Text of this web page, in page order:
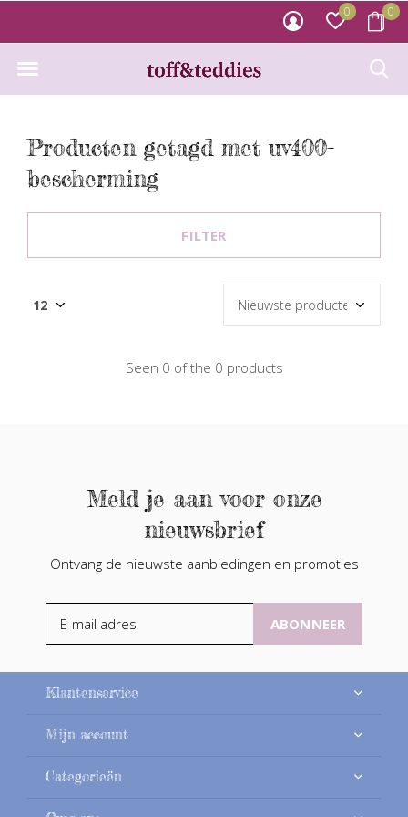
0 0
Producten getagd met uv400-
bescherming
FILTER
Seen 0 of the 0 products
Meld je aan voor onze
nieuwsbrief
Ontvang de nieuwste aanbiedingen en promoties
ABONNEER
Klantenservice
Mijn account
Categorieën